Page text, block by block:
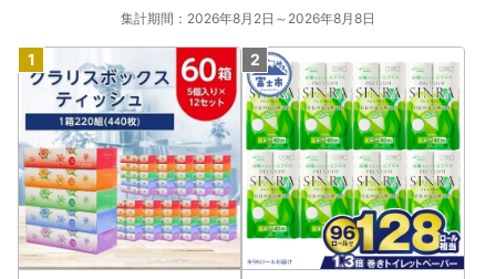
集計期間：2026年8月2日～2026年8月8日